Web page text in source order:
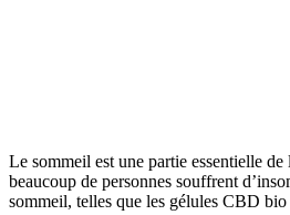
Le sommeil est une partie essentielle
beaucoup de personnes souffrent
sommeil, telles que les gélules CBD